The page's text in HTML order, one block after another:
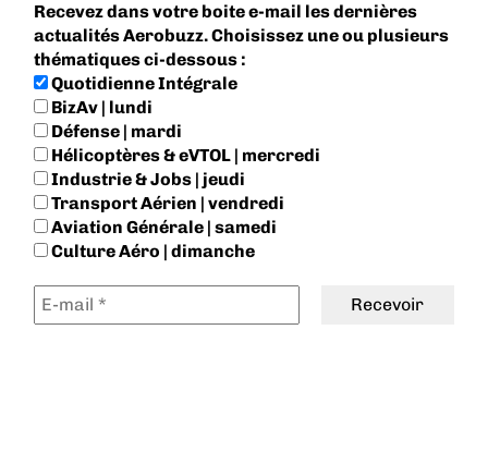
Recevez dans votre boite e-mail les dernières
actualités Aerobuzz. Choisissez une ou plusieurs
thématiques ci-dessous :
Quotidienne Intégrale
BizAv | lundi
Défense | mardi
Hélicoptères & eVTOL | mercredi
Industrie & Jobs | jeudi
Transport Aérien | vendredi
Aviation Générale | samedi
Culture Aéro | dimanche